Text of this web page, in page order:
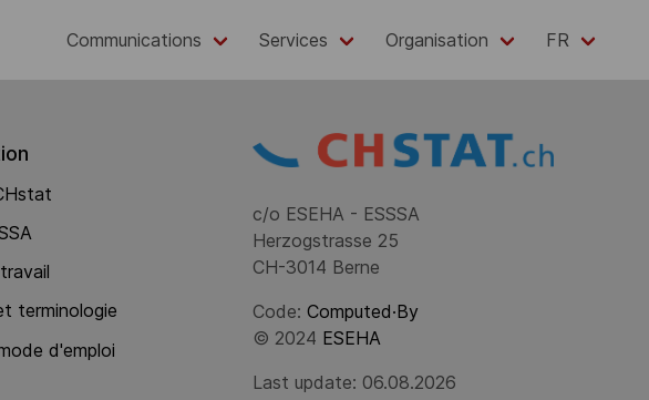
Communications Services Organisation FR
terminologie
d'emploi
c/o ESEHA - ESSSA
Herzogstrasse 25
CH-3014 Berne
Code: Computed·By
© 2024 ESEHA
Last update: 06.08.2026